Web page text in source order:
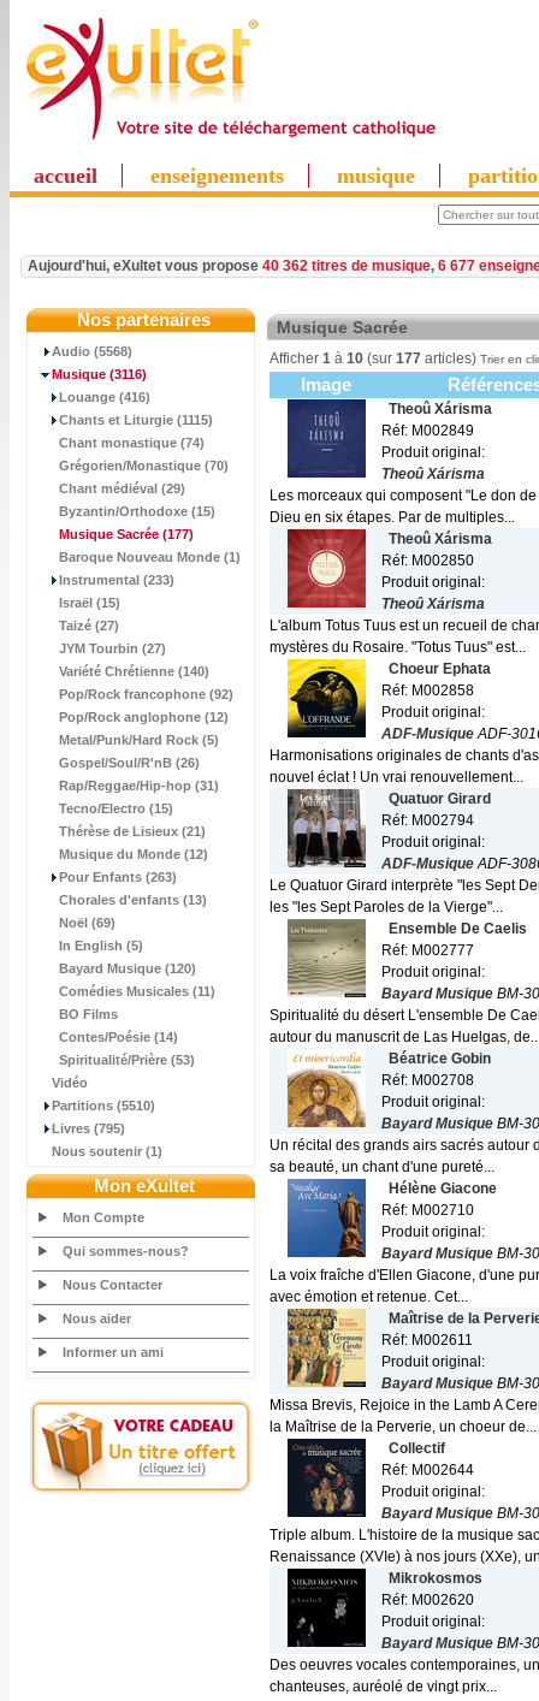
accueil enseignements musique
Aujourd'hui, eXultet vous propose 40 362 titres de musique, 6 677
Nos partenaires
Audio (5568)
Musique (3116)
Louange (416)
Chants et Liturgie (1115)
Chant monastique (74)
Grégorien/Monastique (70)
Chant médiéval (29)
Byzantin/Orthodoxe (15)
Musique Sacrée (177)
Baroque Nouveau Monde (1)
Instrumental (233)
Israël (15)
Taizé (27)
JYM Tourbin (27)
Variété Chrétienne (140)
Pop/Rock francophone (92)
Pop/Rock anglophone (12)
Metal/Punk/Hard Rock (5)
Gospel/Soul/R'nB (26)
Rap/Reggae/Hip-hop (31)
Tecno/Electro (15)
Thérèse de Lisieux (21)
Musique du Monde (12)
Pour Enfants (263)
Chorales d'enfants (13)
Noël (69)
In English (5)
Bayard Musique (120)
Comédies Musicales (11)
BO Films
Contes/Poésie (14)
Spiritualité/Prière (53)
Vidéo
Partitions (5510)
Livres (795)
Nous soutenir (1)
Mon eXultet
Mon Compte
Qui sommes-nous?
Nous Contacter
Nous aider
Informer un ami
Musique Sacrée
Afficher 1 à 10 (sur 177 articles) Trier en
Image
Theoû Xárisma
Réf: M002849
Produit original:
Theoû Xárisma
Les morceaux qui composent "Le don
Dieu en six étapes. Par de multiples...
Theoû Xárisma
Réf: M002850
Produit original:
Theoû Xárisma
L'album Totus Tuus est un recueil de
mystères du Rosaire. "Totus Tuus" est...
Choeur Ephata
Réf: M002858
Produit original:
ADF-MusiqueADF-
Harmonisations originales de chants
nouvel éclat ! Un vrai renouvellement...
Quatuor Girard
Réf: M002794
Produit original:
ADF-MusiqueADF-
Le Quatuor Girard interprète "les Sept
les "les Sept Paroles de la Vierge"...
Ensemble De Caelis
Réf: M002777
Produit original:
Bayard Musique BM-
Spiritualité du désert L'ensemble De
autour du manuscrit de Las Huelgas,
Béatrice Gobin
Réf: M002708
Produit original:
Bayard Musique BM-
Un récital des grands airs sacrés autour
sa beauté, un chant d'une pureté...
Hélène Giacone
Réf: M002710
Produit original:
Bayard Musique BM-
La voix fraîche d'Ellen Giacone, d'une
avec émotion et retenue. Cet...
Maîtrise de la
Réf: M002611
Produit original:
Bayard Musique BM-
Missa Brevis, Rejoice in the Lamb A
la Maîtrise de la Perverie, un choeur de...
Collectif
Réf: M002644
Produit original:
Bayard Musique BM-
Triple album. L'histoire de la musique
Renaissance (XVIe) à nos jours (XXe),
Mikrokosmos
Réf: M002620
Produit original:
Bayard Musique BM-
Des oeuvres vocales contemporaines,
chanteuses, auréolé de vingt prix...